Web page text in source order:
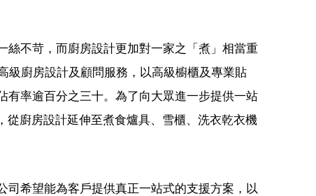
絲不苛，而廚房設計更加對一家之「煮」相當重
級廚房設計及顧問服務，以高級櫥櫃及專業貼
有率逾百分之三十。為了向大眾進一步提供一站
廚房設計延伸至煮食爐具、雪櫃、洗衣乾衣機
希望能為客戶提供真正一站式的支援方案，以